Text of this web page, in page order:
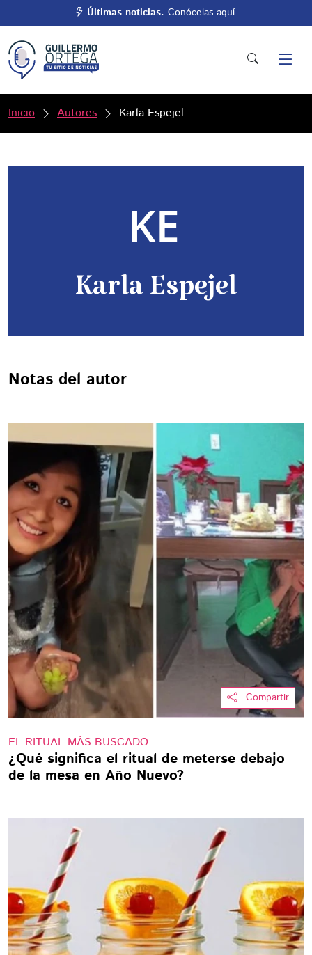
Últimas noticias. Conócelas aquí.
Inicio Autores Karla Espejel
Karla Espejel
Notas del autor
Compartir
EL RITUAL MÁS BUSCADO
¿Qué significa el ritual de meterse debajo
de la mesa en Año Nuevo?